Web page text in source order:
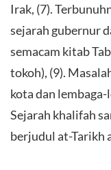
Irak, (7).
sejarah gubernur
semacam kitab
tokoh), (9).
kota dan lembaga-
Sejarah khalifah
berjudul at-Tarikh